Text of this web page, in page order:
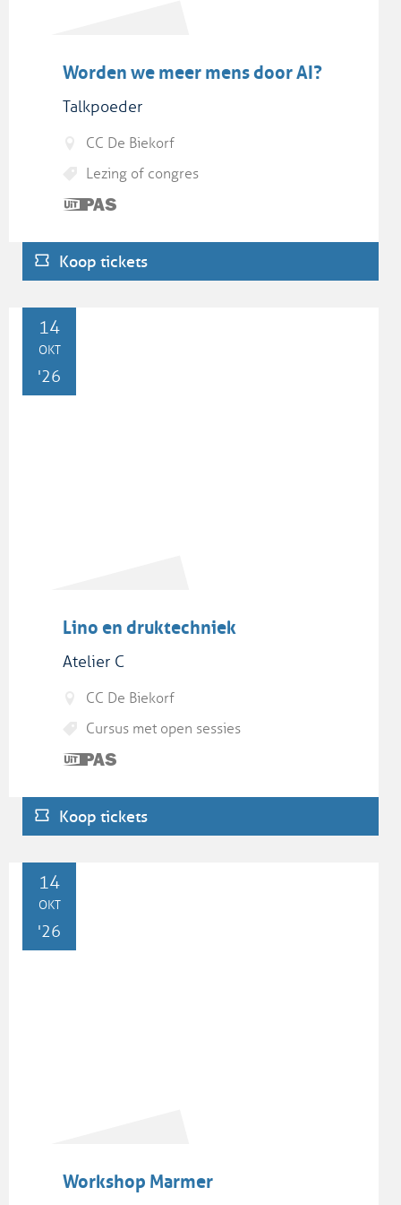
Worden we meer mens door AI?
Talkpoeder
CC De Biekorf
Lezing of congres
Dit is
UiTPAS
activiteit.
Koop tickets
WO14
OKT
'26
Lino en druktechniek
Atelier C
CC De Biekorf
Cursus met open sessies
Dit is
UiTPAS
activiteit.
Koop tickets
WO14
OKT
'26
Workshop Marmer